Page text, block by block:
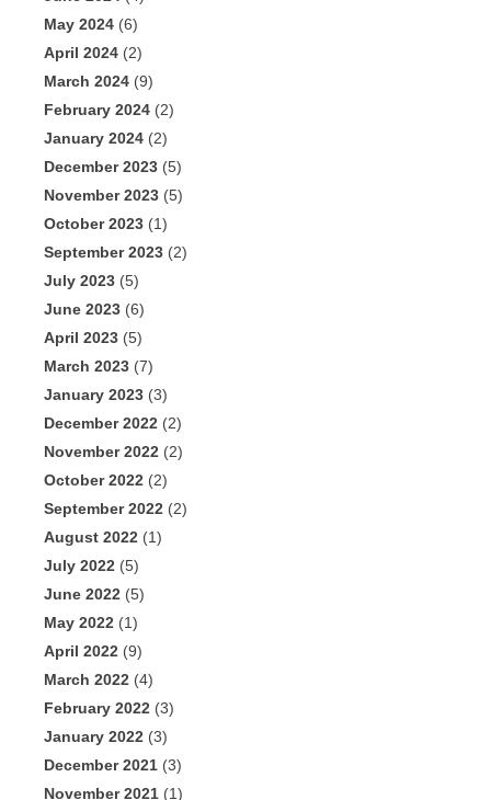
May 2024 (6)
April 2024 (2)
March 2024 (9)
February 2024 (2)
January 2024 (2)
December 2023 (5)
November 2023 (5)
October 2023 (1)
September 2023 (2)
July 2023 (5)
June 2023 (6)
April 2023 (5)
March 2023 (7)
January 2023 (3)
December 2022 (2)
November 2022 (2)
October 2022 (2)
September 2022 (2)
August 2022 (1)
July 2022 (5)
June 2022 (5)
May 2022 (1)
April 2022 (9)
March 2022 (4)
February 2022 (3)
January 2022 (3)
December 2021 (3)
November 2021 (1)